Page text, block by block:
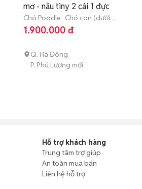
mơ - nâu tiny 2 cái 1 đực
Chó Poodle Chó con (dưới 3
tháng tuổi)
1.900.000 đ
Q. Hà Đông
P. Phú Lương mới
Hỗ trợ khách hàng
Trung tâm trợ giúp
An toàn mua bán
Liên hệ hỗ trợ